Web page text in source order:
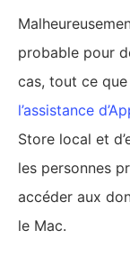
probable pour
cas, tout ce
l’assistance
Store local et
les personnes
accéder aux
le Mac.